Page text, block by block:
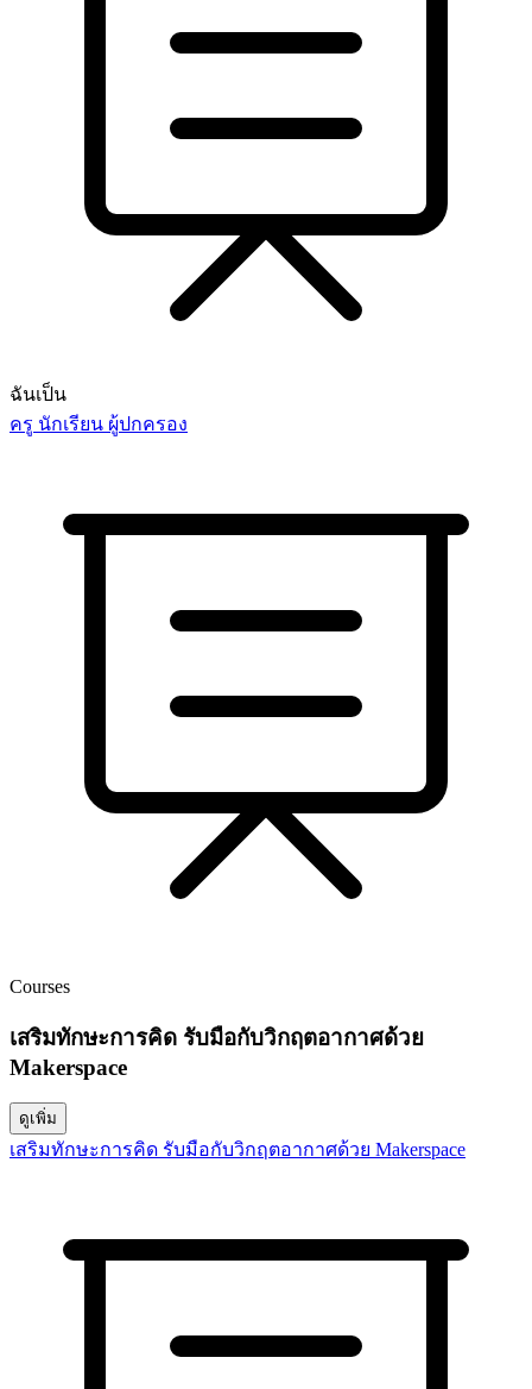
ฉันเป็น
ครู นักเรียน ผู้ปกครอง
Courses
เสริมทักษะการคิด รับมือกับวิกฤตอากาศด้วย
Makerspace
ดูเพิ่ม
เสริมทักษะการคิด รับมือกับวิกฤตอากาศด้วย Makerspace